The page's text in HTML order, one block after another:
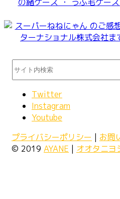
Twitter
Instagram
Youtube
プライバシーポリシー | お問
© 2019 AYANE | オオタニヨ